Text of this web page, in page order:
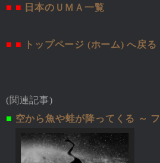
■ ■ 日本のＵＭＡ一覧
■ ■ トップページ (ホーム) へ戻る
(関連記事)
■ 空から魚や蛙が降ってくる ～